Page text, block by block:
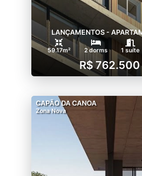
LANÇAMENTOS -
59.17m² 2 dorms 1 suíte
R$ 762.500
CAPÃO DA CANOA
Zona Nova